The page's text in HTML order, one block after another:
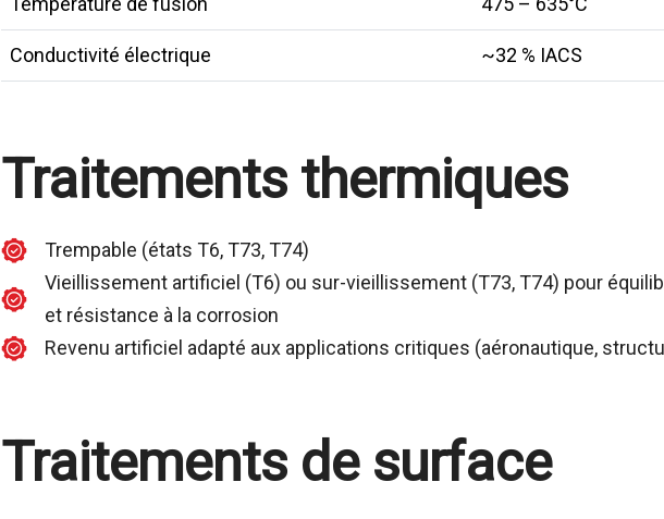
Conductivité électrique ~32 % IACS
Traitements thermiques
Trempable (états T6, T73, T74)
Vieillissement artificiel (T6) ou sur-vieillissement (T73, T74) pour
et résistance à la corrosion
Revenu artificiel adapté aux applications critiques (aéronautique,
Traitements de surface